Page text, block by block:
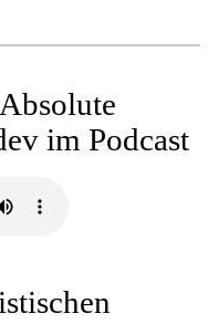
im Podcast